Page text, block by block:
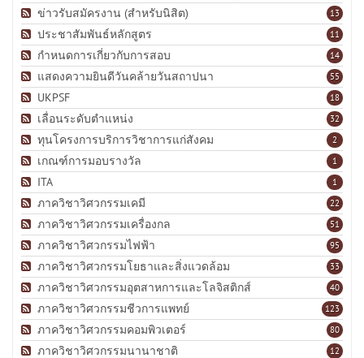
13
ข่าวรับสมัครงาน (สำหรับนิสิต)
11
ประชาสัมพันธ์หลักสูตร
14
กำหนดการเกี่ยวกับการสอบ
55
แสดงความยินดีวันคล้ายวันสถาปนา
18
UKPSF
32
เลื่อนระดับตำแหน่ง
2
ทุนโครงการบริการวิชาการแก่สังคม
1
เกณฑ์การมอบรางวัล
1
ITA
22
ภาควิชาวิศวกรรมเคมี
51
ภาควิชาวิศวกรรมเครื่องกล
95
ภาควิชาวิศวกรรมไฟฟ้า
33
ภาควิชาวิศวกรรมโยธาและสิ่งแวดล้อม
40
ภาควิชาวิศวกรรมอุตสาหการและโลจิสติกส์
123
ภาควิชาวิศวกรรมชีวการแพทย์
80
ภาควิชาวิศวกรรมคอมพิวเตอร์
12
ภาควิชาวิศวกรรมนานาชาติ